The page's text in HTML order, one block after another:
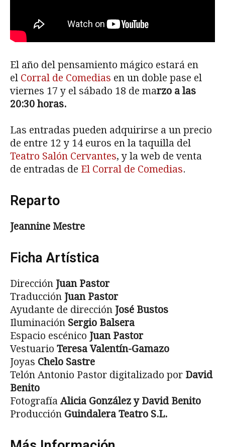
El año del pensamiento mágico estará en
el Corral de Comedias en un doble pase el
viernes 17 y el sábado 18 de marzo a las
20:30 horas.
Las entradas pueden adquirirse a un precio
de entre 12 y 14 euros en la taquilla del
Teatro Salón Cervantes, y la web de venta
de entradas de El Corral de Comedias.
Reparto
Jeannine Mestre
Ficha Artística
Dirección Juan Pastor
Traducción Juan Pastor
Ayudante de dirección José Bustos
Iluminación Sergio Balsera
Espacio escénico Juan Pastor
Vestuario Teresa Valentín-Gamazo
Joyas Chelo Sastre
Telón Antonio Pastor digitalizado por David
Benito
Fotografía Alicia González y David Benito
Producción Guindalera Teatro S.L.